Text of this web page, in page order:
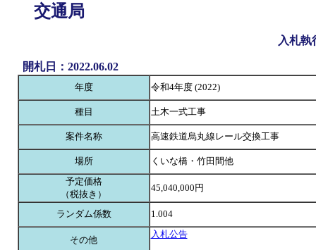
交通局
入札執
開札日：2022.06.02
年度 令和4年度 (2022)
種目 土木一式工事
案件名称 高速鉄道烏丸線レール交換工事
場所
くいな橋・竹田間他
予定価格
（税抜き）
45,040,000円
ランダム係数 1.004
その他
入札公告